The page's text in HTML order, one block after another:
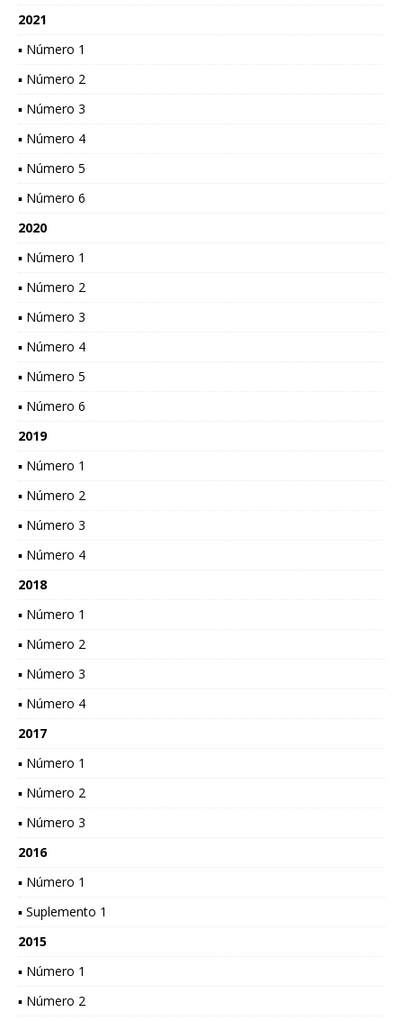
2021
▪ Número 1
▪ Número 2
▪ Número 3
▪ Número 4
▪ Número 5
▪ Número 6
2020
▪ Número 1
▪ Número 2
▪ Número 3
▪ Número 4
▪ Número 5
▪ Número 6
2019
▪ Número 1
▪ Número 2
▪ Número 3
▪ Número 4
2018
▪ Número 1
▪ Número 2
▪ Número 3
▪ Número 4
2017
▪ Número 1
▪ Número 2
▪ Número 3
2016
▪ Número 1
▪ Suplemento 1
2015
▪ Número 1
▪ Número 2